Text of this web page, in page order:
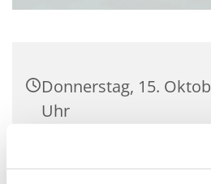
Donnerstag, 15.
Uhr